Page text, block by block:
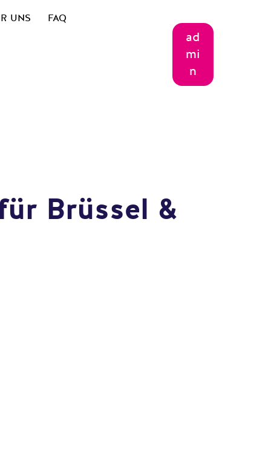
UNS FAQ
ad
mi
n
Brüssel &